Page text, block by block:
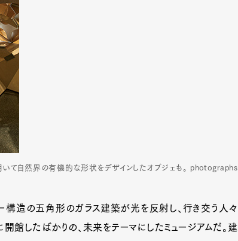
いて自然界の有機的な形状をデザインしたオブジェも。 photographs
構造の五角形のガラス建築が光を反射し、行き交う人々
に開館したばかりの、未来をテーマにしたミュージアムだ。建